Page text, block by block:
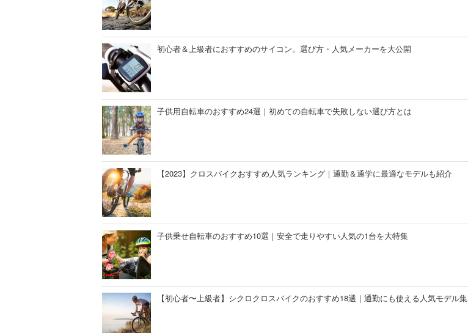
初心者＆上級者におすすめのサイコン。選び方・人気メーカーを大公開
子供用自転車のおすすめ24選｜初めての自転車で失敗しない選び方とは
【2023】クロスバイクおすすめ人気ランキング｜通勤＆通学に最適なモデルも紹介
子供乗せ自転車のおすすめ10選｜安全で走りやすい人気の1台を大特集
【初心者〜上級者】シクロクロスバイクのおすすめ18選｜通勤にも使える人気モデル集